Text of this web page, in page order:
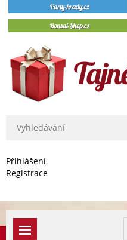
Přihlášení
Registrace